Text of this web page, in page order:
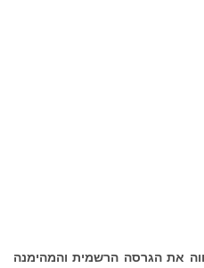
את הגרסה הרשמית והמהימנה